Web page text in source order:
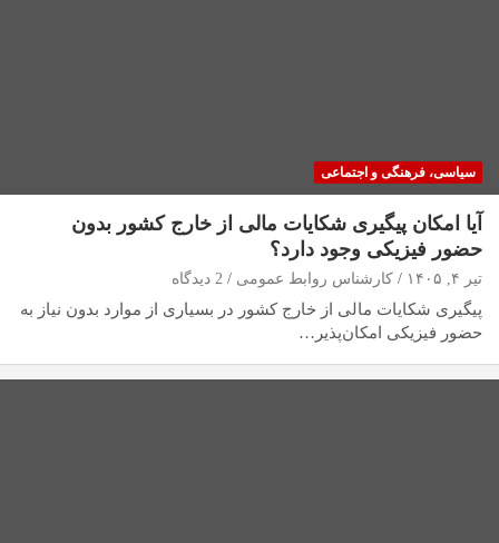
سیاسی، فرهنگی و اجتماعی
آیا امکان پیگیری شکایات مالی از خارج کشور بدون
حضور فیزیکی وجود دارد؟
تیر ۴, ۱۴۰۵ کارشناس روابط عمومی 2 دیدگاه
پیگیری شکایات مالی از خارج کشور در بسیاری از موارد بدون نیاز به
حضور فیزیکی امکان‌پذیر…